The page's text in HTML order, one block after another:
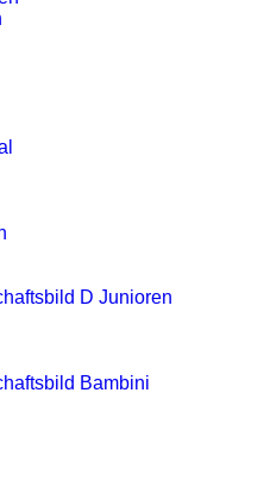
D Junioren
Bambini